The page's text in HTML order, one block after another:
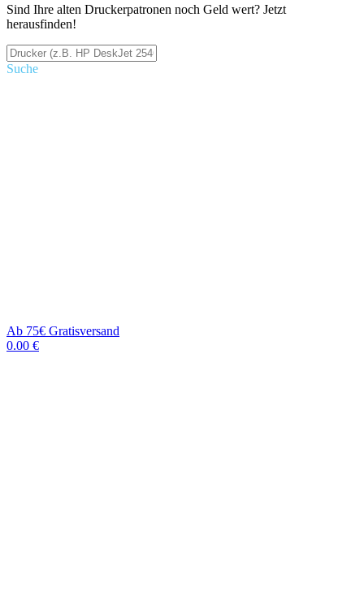
Sind Ihre alten Druckerpatronen noch Geld wert? Jetzt
herausfinden!
Suche
Ab 75€ Gratisversand
0.00 €